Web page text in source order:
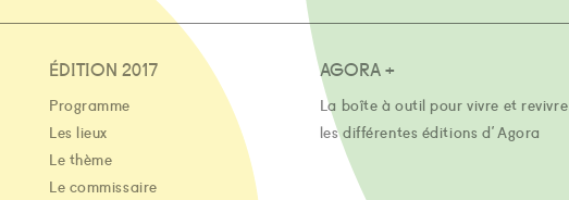
ÉDITION 2017
Programme
Les lieux
Le thème
Le commissaire
AGORA +
La boîte à outil pour vivre et revivre
les différentes éditions d'Agora